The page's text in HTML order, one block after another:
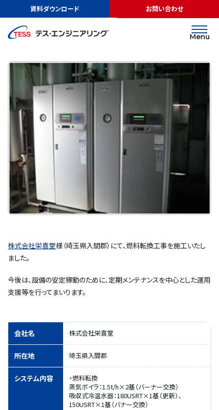
資料ダウンロード お問い合わせ
Menu
実績紹介 株式会社栄喜堂様
LNGサテライト
株式会社栄喜堂様
株式会社栄喜堂様（埼玉県入間郡）にて、燃料転換工事を施工いたし
ました。
今後は、設備の安定稼動のために、定期メンテナンスを中心とした運用
支援等を行ってまいります。
会社名 株式会社栄喜堂
所在地 埼玉県入間郡
システム内容
・燃料転換
蒸気ボイラ：1.5t/h×2基（バーナー交換）
吸収式冷温水器：180USRT×1基（更新）、
150USRT×1基（バナー交換）